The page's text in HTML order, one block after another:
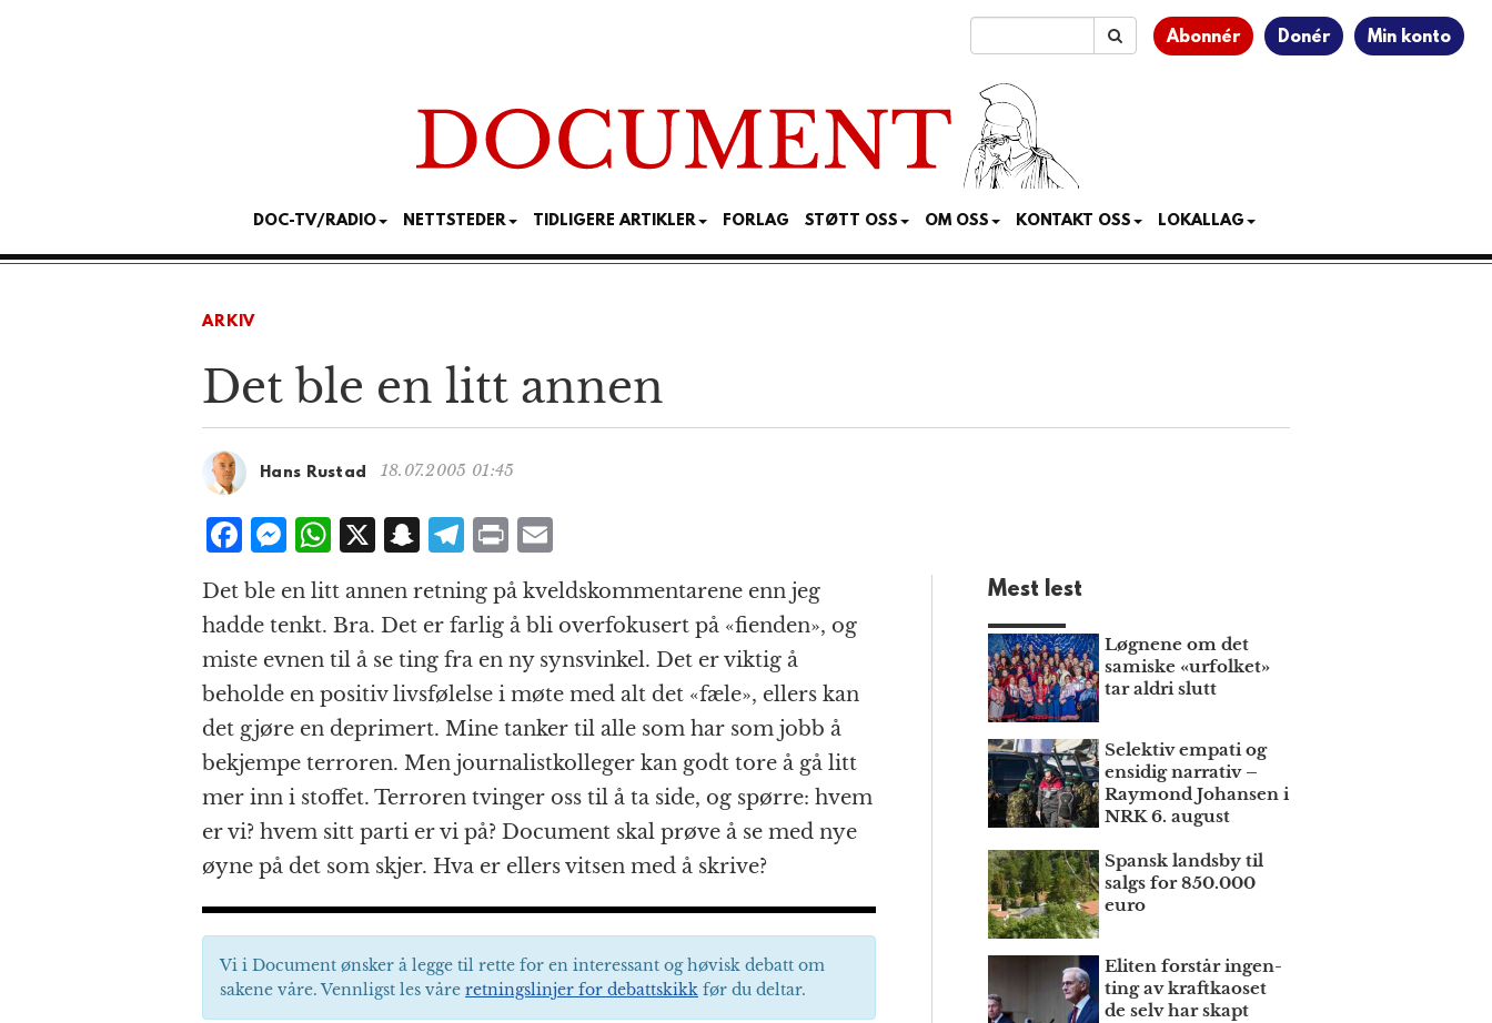
Abonnér Donér Min konto
DOC-TV/RADIO NETTSTEDER TIDLIGERE ARTIKLER FORLAG STØTT OSS OM OSS KONTAKT OSS LOKALLAG
ARKIV
Det ble en litt annen
Hans Rustad 18.07.2005 01:45
F
a
c
e
b
o
o
k
M
ss
e
n
g
e
r
W
at
s
A
p
p
X S
a
p
c
h
at
T
e
g
r
a
m
P
ri
n
t
m
ai
l
Det ble en litt annen retning på kveldskommentarene enn jeg
hadde tenkt. Bra. Det er farlig å bli overfokusert på «fienden», og
miste evnen til å se ting fra en ny synsvinkel. Det er viktig å
beholde en positiv livsfølelse i møte med alt det «fæle», ellers kan
det gjøre en deprimert. Mine tanker til alle som har som jobb å
bekjempe terroren. Men journalistkolleger kan godt tore å gå litt
mer inn i stoffet. Terroren tvinger oss til å ta side, og spørre: hvem
er vi? hvem sitt parti er vi på? Document skal prøve å se med nye
øyne på det som skjer. Hva er ellers vitsen med å skrive?
Vi i Document ønsker å legge til rette for en interessant og høvisk debatt om
sakene våre. Vennligst les våre retningslinjer for debattskikk før du deltar.
Mest lest
Løgnene om det
samiske «urfolket»
tar aldri slutt
Selektiv empati og
ensidig narrativ –
Raymond Johansen i
NRK 6. august
Spansk landsby til
salgs for 850.000
euro
Eliten forstår ingen­
ting av kraft­kaoset
de selv har skapt